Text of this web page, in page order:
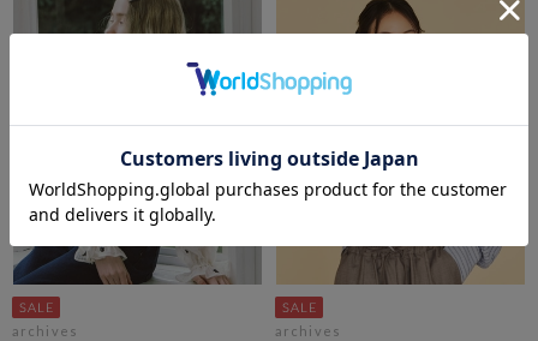
archives archives